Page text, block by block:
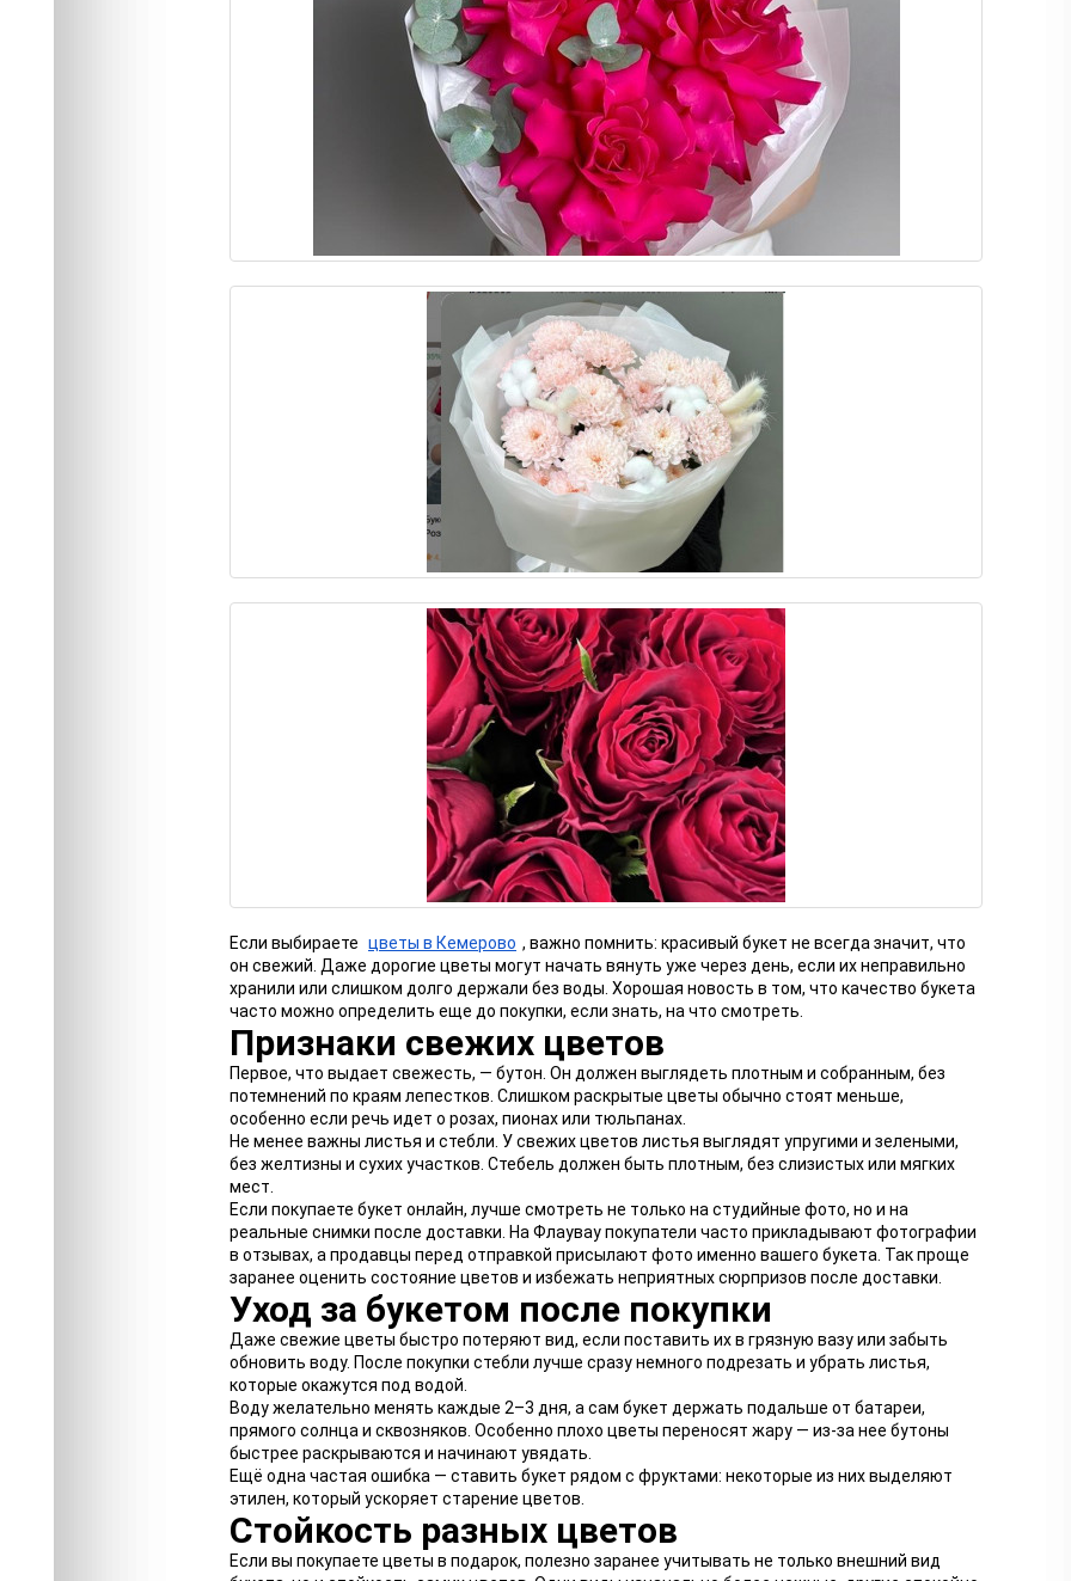
Если выбираете цветы в Кемерово , важно помнить: красивый букет не всегда значит, что
он свежий. Даже дорогие цветы могут начать вянуть уже через день, если их неправильно
хранили или слишком долго держали без воды. Хорошая новость в том, что качество букета
часто можно определить еще до покупки, если знать, на что смотреть.
Признаки свежих цветов
Первое, что выдает свежесть, — бутон. Он должен выглядеть плотным и собранным, без
потемнений по краям лепестков. Слишком раскрытые цветы обычно стоят меньше,
особенно если речь идет о розах, пионах или тюльпанах.
Не менее важны листья и стебли. У свежих цветов листья выглядят упругими и зелеными,
без желтизны и сухих участков. Стебель должен быть плотным, без слизистых или мягких
мест.
Если покупаете букет онлайн, лучше смотреть не только на студийные фото, но и на
реальные снимки после доставки. На Флаувау покупатели часто прикладывают фотографии
в отзывах, а продавцы перед отправкой присылают фото именно вашего букета. Так проще
заранее оценить состояние цветов и избежать неприятных сюрпризов после доставки.
Уход за букетом после покупки
Даже свежие цветы быстро потеряют вид, если поставить их в грязную вазу или забыть
обновить воду. После покупки стебли лучше сразу немного подрезать и убрать листья,
которые окажутся под водой.
Воду желательно менять каждые 2–3 дня, а сам букет держать подальше от батареи,
прямого солнца и сквозняков. Особенно плохо цветы переносят жару — из-за нее бутоны
быстрее раскрываются и начинают увядать.
Ещё одна частая ошибка — ставить букет рядом с фруктами: некоторые из них выделяют
этилен, который ускоряет старение цветов.
Стойкость разных цветов
Если вы покупаете цветы в подарок, полезно заранее учитывать не только внешний вид